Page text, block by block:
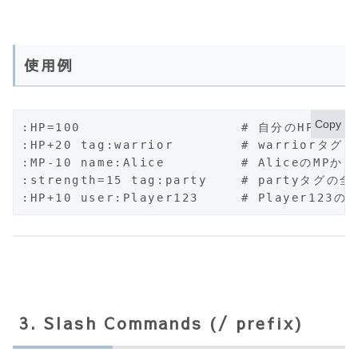
使用例
:HP=100                   # 自分のHPを100
:HP+20 tag:warrior        # warriorタグを持
:MP-10 name:Alice         # AliceのMPから
:strength=15 tag:party    # partyタグの全員
:HP+10 user:Player123     # Player123のHP
Copy
3. Slash Commands (/ prefix)